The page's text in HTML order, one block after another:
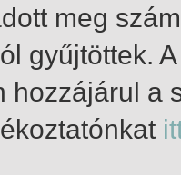
meg
gyűjtöttek.
hozzájárul a